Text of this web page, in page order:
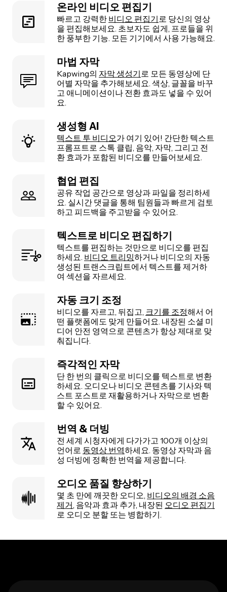
온라인 비디오 편집기
빠르고 강력한 비디오 편집기 로 당신의 영상
을 편집해보세요. 초보자도 쉽게, 프로들을 위
한 풍부한 기능. 모든 기기에서 사용 가능해요.
마법 자막
Kapwing의 자막 생성기 로 모든 동영상에 단
어별 자막을 추가해보세요. 색상, 글꼴을 바꾸
고 애니메이션이나 전환 효과도 넣을 수 있어
요.
생성형 AI
텍스트 투 비디오가 여기 있어! 간단한 텍스트
프롬프트로 스톡 클립, 음악, 자막, 그리고 전
환 효과가 포함된 비디오를 만들어보세요.
협업 편집
공유 작업 공간으로 영상과 파일을 정리하세
요. 실시간 댓글을 통해 팀원들과 빠르게 검토
하고 피드백을 주고받을 수 있어요.
텍스트로 비디오 편집하기
텍스트를 편집하는 것만으로 비디오를 편집
하세요. 비디오 트리밍하거나 비디오의 자동
생성된 트랜스크립트에서 텍스트를 제거하
여 섹션을 자르세요.
자동 크기 조정
비디오를 자르고, 뒤집고, 크기를 조정해서 어
떤 플랫폼에도 맞게 만들어요. 내장된 소셜 미
디어 안전 영역으로 콘텐츠가 항상 제대로 맞
춰집니다.
즉각적인 자막
단 한 번의 클릭으로 비디오를 텍스트로 변환
하세요. 오디오나 비디오 콘텐츠를 기사와 텍
스트 포스트로 재활용하거나 자막으로 변환
할 수 있어요.
번역 & 더빙
전 세계 시청자에게 다가가고 100개 이상의
언어로 동영상 번역하세요. 동영상 자막과 음
성 더빙에 정확한 번역을 제공합니다.
오디오 품질 향상하기
몇 초 만에 깨끗한 오디오, 비디오의 배경 소음
제거 , 음악과 효과 추가, 내장된 오디오 편집기
로 오디오 분할 또는 병합하기.